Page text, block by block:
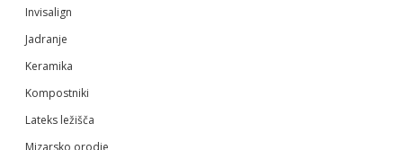
Invisalign
Jadranje
Keramika
Kompostniki
Lateks ležišča